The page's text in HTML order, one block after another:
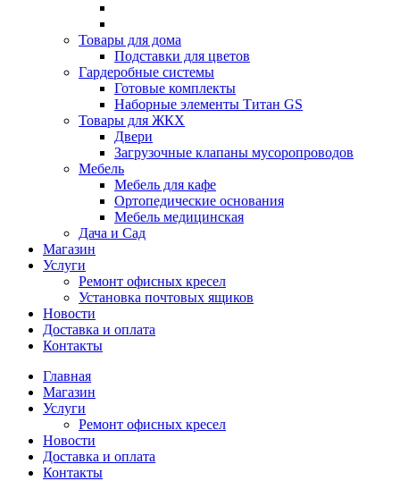
Товары для дома
Подставки для цветов
Гардеробные системы
Готовые комплекты
Наборные элементы Титан GS
Товары для ЖКХ
Двери
Загрузочные клапаны мусоропроводов
Мебель
Мебель для кафе
Ортопедические основания
Мебель медицинская
Дача и Сад
Магазин
Услуги
Ремонт офисных кресел
Установка почтовых ящиков
Новости
Доставка и оплата
Контакты
Главная
Магазин
Услуги
Ремонт офисных кресел
Новости
Доставка и оплата
Контакты